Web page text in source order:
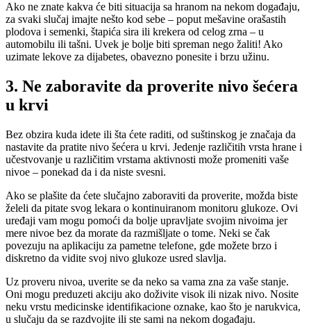
Ako ne znate kakva će biti situacija sa hranom na nekom događaju,
za svaki slučaj imajte nešto kod sebe – poput mešavine orašastih
plodova i semenki, štapića sira ili krekera od celog zrna – u
automobilu ili tašni. Uvek je bolje biti spreman nego žaliti! Ako
uzimate lekove za dijabetes, obavezno ponesite i brzu užinu.
3. Ne zaboravite da proverite nivo šećera
u krvi
Bez obzira kuda idete ili šta ćete raditi, od suštinskog je značaja da
nastavite da pratite nivo šećera u krvi. Jedenje različitih vrsta hrane i
učestvovanje u različitim vrstama aktivnosti može promeniti vaše
nivoe – ponekad da i da niste svesni.
Ako se plašite da ćete slučajno zaboraviti da proverite, možda biste
želeli da pitate svog lekara o kontinuiranom monitoru glukoze. Ovi
uređaji vam mogu pomoći da bolje upravljate svojim nivoima jer
mere nivoe bez da morate da razmišljate o tome. Neki se čak
povezuju na aplikaciju za pametne telefone, gde možete brzo i
diskretno da vidite svoj nivo glukoze usred slavlja.
Uz proveru nivoa, uverite se da neko sa vama zna za vaše stanje.
Oni mogu preduzeti akciju ako doživite visok ili nizak nivo. Nosite
neku vrstu medicinske identifikacione oznake, kao što je narukvica,
u slučaju da se razdvojite ili ste sami na nekom događaju.